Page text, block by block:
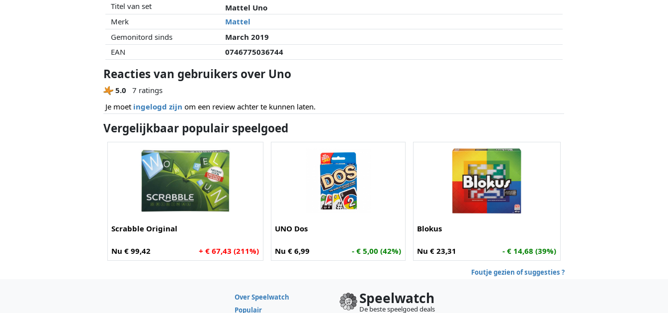
Titel van set
Mattel Uno
Merk
Mattel
Gemonitord sinds
March 2019
EAN
0746775036744
Reacties van gebruikers over Uno
5.0
7 ratings
Je moet ingelogd zijn om een review achter te kunnen laten.
Vergelijkbaar populair speelgoed
Scrabble Original
Nu € 99,42 + € 67,43 (211%)
UNO Dos
Nu € 6,99 - € 5,00 (42%)
Blokus
Nu € 23,31 - € 14,68 (39%)
Foutje gezien of suggesties ?
Over Speelwatch
Populair
Speelwatch
De beste speelgoed deals